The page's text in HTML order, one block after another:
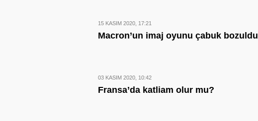
15 KASIM 2020, 17:21
Macron’un imaj oyunu çabuk bozuldu
03 KASIM 2020, 10:42
Fransa’da katliam olur mu?